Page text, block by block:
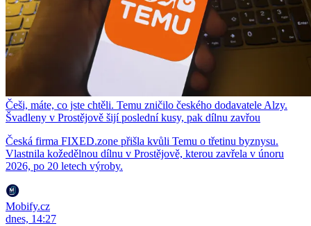
Češi, máte, co jste chtěli. Temu zničilo českého dodavatele Alzy.
Švadleny v Prostějově šijí poslední kusy, pak dílnu zavřou
Česká firma FIXED.zone přišla kvůli Temu o třetinu byznysu.
Vlastnila kožedělnou dílnu v Prostějově, kterou zavřela v únoru
2026, po 20 letech výroby.
Mobify.cz
dnes, 14:27